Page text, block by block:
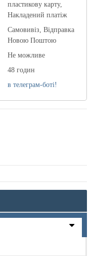
пластикову карту,
Накладений платіж
Самовивіз, Відправка
Новою Поштою
Не можливе
48 годин
в телеграм-боті!